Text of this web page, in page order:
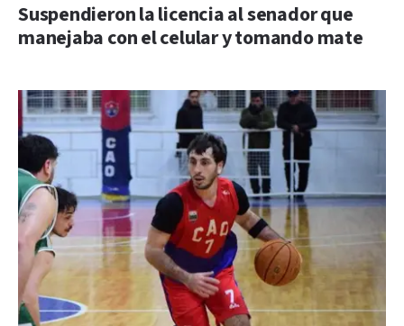
Suspendieron la licencia al senador que
manejaba con el celular y tomando mate